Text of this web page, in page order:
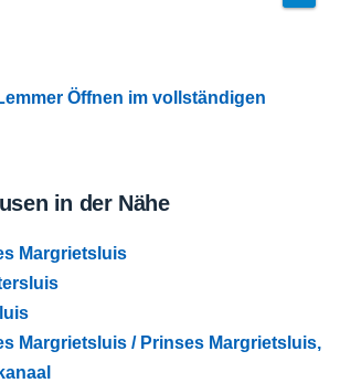
Öffnen im vollständigen
in der Nähe
Margrietsluis
Margrietsluis / Prinses Margrietsluis,